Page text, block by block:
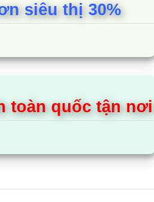
siêu thị 30%
toàn quốc tận nơi